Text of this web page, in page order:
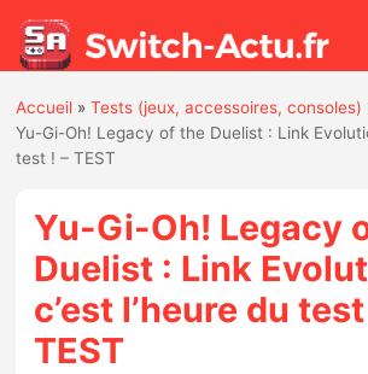
Actualités
Jeux
Hardware
Accueil »Tests (jeux, accessoires, consoles)
Yu-Gi-Oh! Legacy of the Duelist : Link
test ! – TEST
Yu-Gi-Oh! Legacy
Duelist : Link
c’est l’heure du
TEST